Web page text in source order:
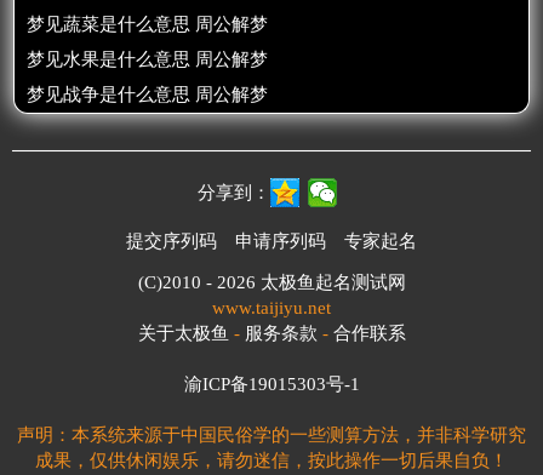
梦见蔬菜是什么意思 周公解梦
梦见水果是什么意思 周公解梦
梦见战争是什么意思 周公解梦
分享到：
提交序列码 申请序列码 专家起名
(C)2010 - 2026 太极鱼起名测试网
www.taijiyu.net
关于太极鱼 - 服务条款 - 合作联系
渝ICP备19015303号-1
声明：本系统来源于中国民俗学的一些测算方法，并非科学研究
成果，仅供休闲娱乐，请勿迷信，按此操作一切后果自负！